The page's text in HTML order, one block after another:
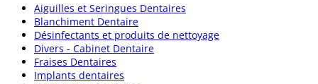
Aiguilles et Seringues Dentaires
Blanchiment Dentaire
Désinfectants et produits de nettoyage
Divers - Cabinet Dentaire
Fraises Dentaires
Implants dentaires